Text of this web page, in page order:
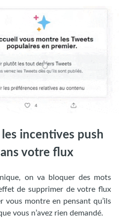
incentives push
votre flux
on va bloquer des mots
de supprimer de votre flux
vous montre en pensant qu’ils
vous n’avez rien demandé.